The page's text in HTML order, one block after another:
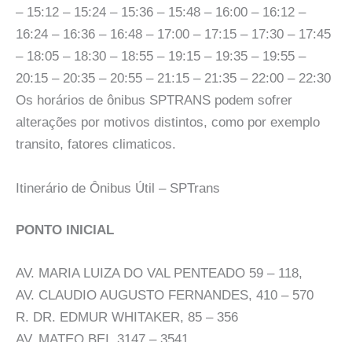
– 15:12 – 15:24 – 15:36 – 15:48 – 16:00 – 16:12 –
16:24 – 16:36 – 16:48 – 17:00 – 17:15 – 17:30 – 17:45
– 18:05 – 18:30 – 18:55 – 19:15 – 19:35 – 19:55 –
20:15 – 20:35 – 20:55 – 21:15 – 21:35 – 22:00 – 22:30
Os horários de ônibus SPTRANS podem sofrer
alterações por motivos distintos, como por exemplo
transito, fatores climaticos.
Itinerário de Ônibus Útil – SPTrans
PONTO INICIAL
AV. MARIA LUIZA DO VAL PENTEADO 59 – 118,
AV. CLAUDIO AUGUSTO FERNANDES, 410 – 570
R. DR. EDMUR WHITAKER, 85 – 356